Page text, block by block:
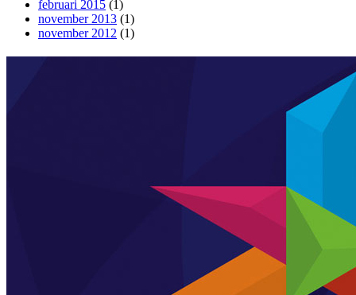
februari 2015 (1)
november 2013 (1)
november 2012 (1)